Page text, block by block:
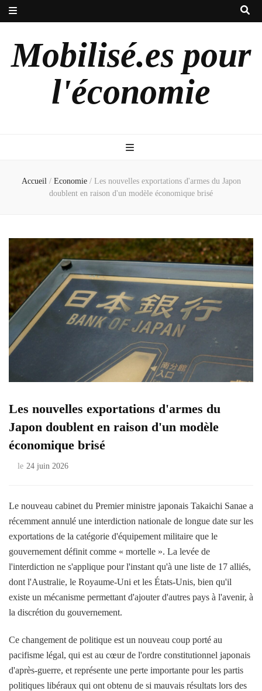
Mobilisé.es pour
l'économie
Accueil / Economie / Les nouvelles exportations d'armes du Japon
doublent en raison d'un modèle économique brisé
Les nouvelles exportations d'armes du
Japon doublent en raison d'un modèle
économique brisé
le 24 juin 2026
Le nouveau cabinet du Premier ministre japonais Takaichi Sanae a
récemment annulé une interdiction nationale de longue date sur les
exportations de la catégorie d'équipement militaire que le
gouvernement définit comme « mortelle ». La levée de
l'interdiction ne s'applique pour l'instant qu'à une liste de 17 alliés,
dont l'Australie, le Royaume-Uni et les États-Unis, bien qu'il
existe un mécanisme permettant d'ajouter d'autres pays à l'avenir, à
la discrétion du gouvernement.
Ce changement de politique est un nouveau coup porté au
pacifisme légal, qui est au cœur de l'ordre constitutionnel japonais
d'après-guerre, et représente une perte importante pour les partis
politiques libéraux qui ont obtenu de si mauvais résultats lors des